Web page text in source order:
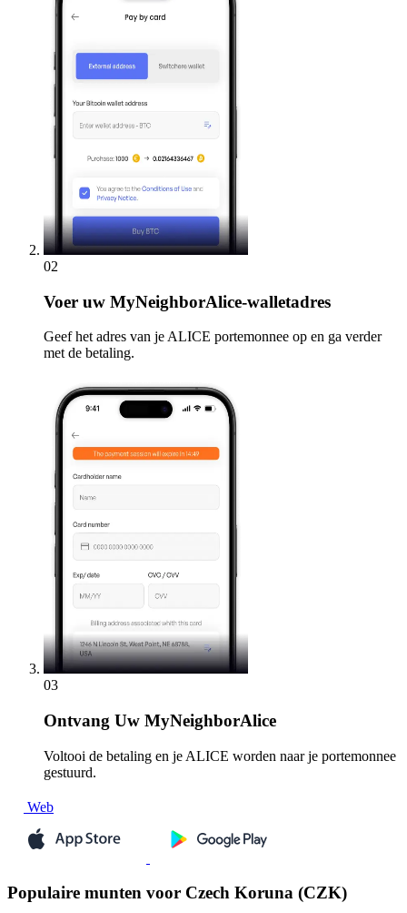
02
Voer uw MyNeighborAlice-walletadres
Geef het adres van je ALICE portemonnee op en ga verder
met de betaling.
03
Ontvang Uw MyNeighborAlice
Voltooi de betaling en je ALICE worden naar je portemonnee
gestuurd.
Web
Populaire munten voor Czech Koruna (CZK)